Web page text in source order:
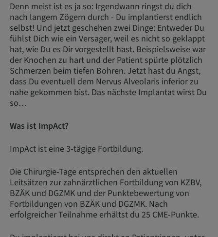
Denn meist ist es ja so: Irgendwann ringst du dich
nach langem Zögern durch - Du implantierst endlich
selbst! Und jetzt geschehen zwei Dinge: Entweder Du
fühlst Dich wie ein Versager, weil es nicht so geklappt
hat, wie Du es Dir vorgestellt hast. Beispielsweise war
der Knochen zu hart und der Patient spürte plötzlich
Schmerzen beim tiefen Bohren. Jetzt hast du Angst,
dass Du eventuell dem Nervus Alveolaris inferior zu
nahe gekommen bist. Das nächste Implantat wirst Du
so…
Was ist ImpAct?
ImpAct ist eine 3-tägige Fortbildung.
Die Chirurgie-Tage entsprechen den aktuellen
Leitsätzen zur zahnärztlichen Fortbildung von KZBV,
BZÄK und DGZMK und der Punktebewertung von
Fortbildungen von BZÄK und DGZMK. Nach
erfolgreicher Teilnahme erhältst du 25 CME-Punkte.